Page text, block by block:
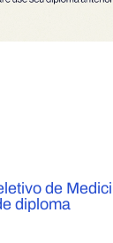
de
diploma